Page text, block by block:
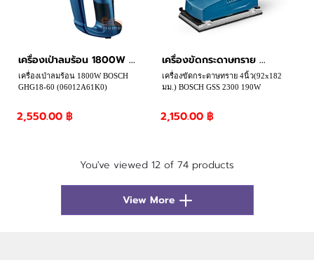
เครื่องเป่าลมร้อน 1800W ...
เครื่องเป่าลมร้อน 1800W BOSCH
GHG18-60 (06012A61K0)
2,550.00 ฿
เครื่องขัดกระดาษทราย ...
เครื่องขัดกระดาษทราย 4นิ้ว(92x182
มม.) BOSCH GSS 2300 190W
2,150.00 ฿
You've viewed 12 of 74 products
View More